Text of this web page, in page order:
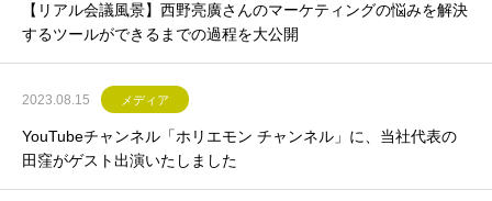
【リアル会議風景】西野亮廣さんのマーケティングの悩みを解決
するツールができるまでの過程を大公開
2023.08.15 メディア
YouTubeチャンネル「ホリエモン チャンネル」に、当社代表の
田窪がゲスト出演いたしました